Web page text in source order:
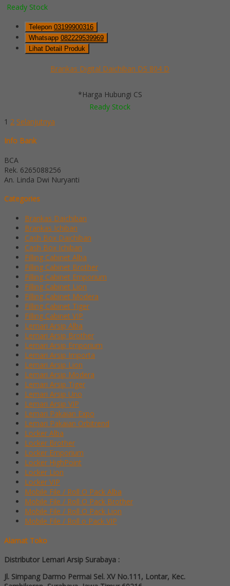
Ready Stock
Telepon 03199900316
Whatsapp 082229539969
Lihat Detail Produk
Brankas Digital Daichiban DS 804 D
*Harga Hubungi CS
Ready Stock
1 2 Selanjutnya
Info Bank
BCA
Rek. 6265088256
An. Linda Dwi Nuryanti
Categories
Brankas Daichiban
Brankas Ichiban
Cash Box Daichiban
Cash Box Ichiban
Filling Cabinet Alba
Filling Cabinet Brother
Filling Cabinet Emporium
Filling Cabinet Lion
Filling Cabinet Modera
Filling Cabinet Tiger
Filling Cabinet VIP
Lemari Arsip Alba
Lemari Arsip Brother
Lemari Arsip Emporium
Lemari Arsip Importa
Lemari Arsip Lion
Lemari Arsip Modera
Lemari Arsip Tiger
Lemari Arsip Uno
Lemari Arsip VIP
Lemari Pakaian Expo
Lemari Pakaian Orbitrend
Locker Alba
Locker Brother
Locker Emporium
Locker HighPoint
Locker Lion
Locker VIP
Mobile File / Roll O Pack Alba
Mobile File / Roll O Pack Brother
Mobile File / Roll O Pack Lion
Mobile File / Roll o Pack VIP
Alamat Toko
Distributor Lemari Arsip Surabaya :
Jl. Simpang Darmo Permai Sel. XV No.111, Lontar, Kec.